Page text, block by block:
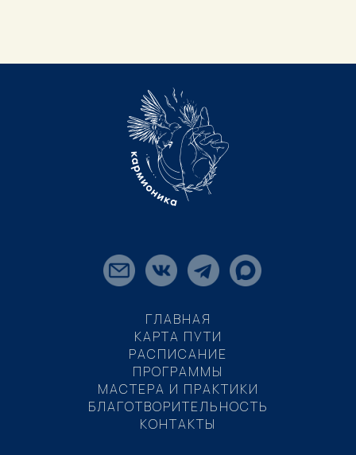
ГЛАВНАЯ
КАРТА ПУТИ
РАСПИСАНИЕ
ПРОГРАММЫ
МАСТЕРА И ПРАКТИКИ
БЛАГОТВОРИТЕЛЬНОСТЬ
КОНТАКТЫ